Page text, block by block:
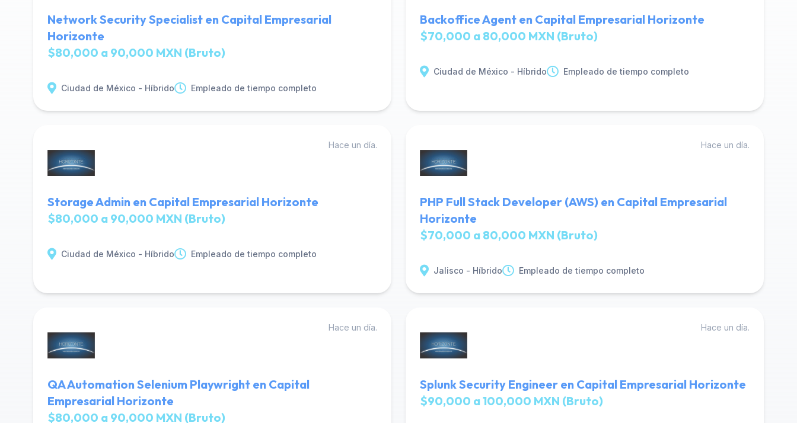
Network Security Specialist en Capital Empresarial
Horizonte
$80,000 a 90,000 MXN (Bruto)
Ciudad de México - Híbrido Empleado de tiempo completo
Backoffice Agent en Capital Empresarial Horizonte
$70,000 a 80,000 MXN (Bruto)
Ciudad de México - Híbrido Empleado de tiempo completo
Hace un día.
Storage Admin en Capital Empresarial Horizonte
$80,000 a 90,000 MXN (Bruto)
Ciudad de México - Híbrido Empleado de tiempo completo
Hace un día.
PHP Full Stack Developer (AWS) en Capital Empresarial
Horizonte
$70,000 a 80,000 MXN (Bruto)
Jalisco - Híbrido Empleado de tiempo completo
Hace un día.
QA Automation Selenium Playwright en Capital
Empresarial Horizonte
$80,000 a 90,000 MXN (Bruto)
Hace un día.
Splunk Security Engineer en Capital Empresarial Horizonte
$90,000 a 100,000 MXN (Bruto)